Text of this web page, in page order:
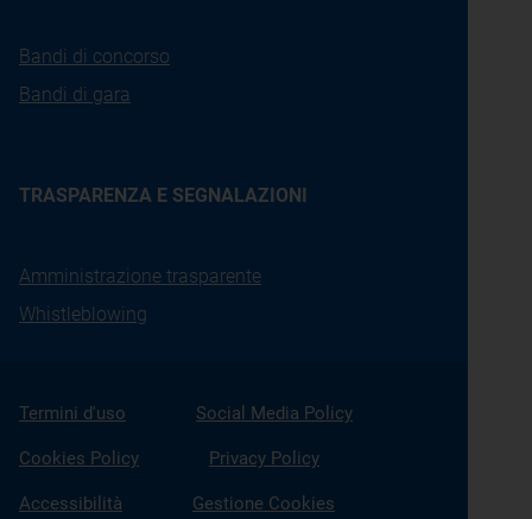
Bandi di concorso
Bandi di gara
TRASPARENZA E SEGNALAZIONI
Amministrazione trasparente
Whistleblowing
Termini d'uso Social Media Policy
Cookies Policy Privacy Policy
Accessibilità Gestione Cookies